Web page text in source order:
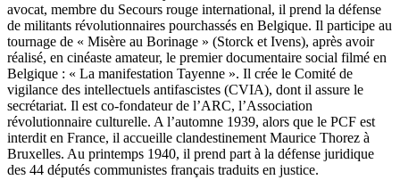
avocat, membre du Secours rouge international, il prend la défense
de militants révolutionnaires pourchassés en Belgique. Il participe au
tournage de « Misère au Borinage » (Storck et Ivens), après avoir
réalisé, en cinéaste amateur, le premier documentaire social filmé en
Belgique : « La manifestation Tayenne ». Il crée le Comité de
vigilance des intellectuels antifascistes (CVIA), dont il assure le
secrétariat. Il est co-fondateur de l’ARC, l’Association
révolutionnaire culturelle. A l’automne 1939, alors que le PCF est
interdit en France, il accueille clandestinement Maurice Thorez à
Bruxelles. Au printemps 1940, il prend part à la défense juridique
des 44 députés communistes français traduits en justice.